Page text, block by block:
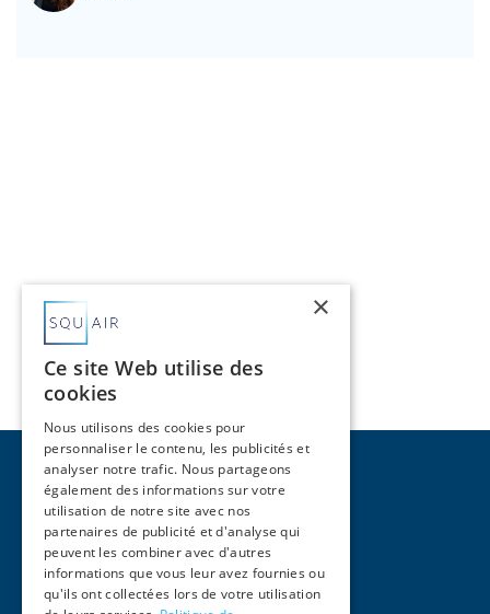
Pages
Home
×
Ce site Web utilise des
cookies
Nous utilisons des cookies pour
personnaliser le contenu, les publicités et
analyser notre trafic. Nous partageons
également des informations sur votre
utilisation de notre site avec nos
partenaires de publicité et d'analyse qui
peuvent les combiner avec d'autres
informations que vous leur avez fournies ou
qu'ils ont collectées lors de votre utilisation